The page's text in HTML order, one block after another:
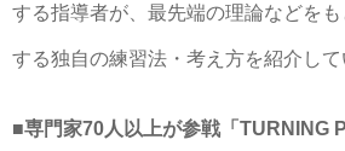
する指導者が、最先端の理論などを
する独自の練習法・考え方を紹介して
■専門家70人以上が参戦「TURNING